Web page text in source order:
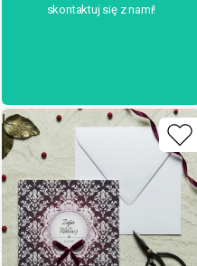
skontaktuj się z nami!